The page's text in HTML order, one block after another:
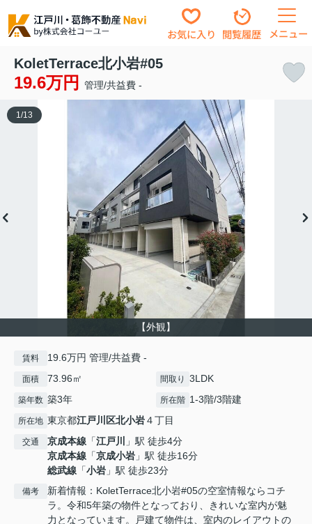
お気に入り 閲覧履歴 メニュー
KoletTerrace北小岩#05
19.6万円 管理/共益費 -
【外観】
1 /13
賃料 19.6万円 管理/共益費 -
面積 73.96㎡ 間取り 3LDK
築年数 築3年 所在階 1-3階/3階建
所在地 東京都江戸川区北小岩４丁目
交通 京成本線 「江戸川
」駅 徒歩4分
京成本線 「京成小岩 」駅 徒歩16分
総武線 「小岩 」駅 徒歩23分
備考
新着情報：KoletTerrace北小岩#05の空室情報ならコチ
ラ。令和5年築の物件となっており、きれいな室内が魅
力となっています。戸建て物件は、室内のレイアウトの